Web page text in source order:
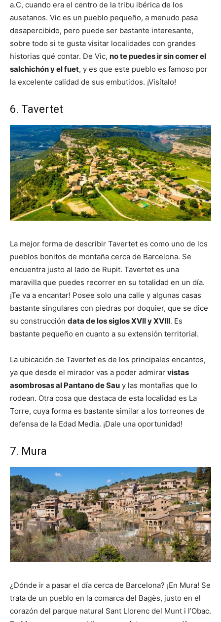
a.C, cuando era el centro de la tribu ibérica de los
ausetanos. Vic es un pueblo pequeño, a menudo pasa
desapercibido, pero puede ser bastante interesante,
sobre todo si te gusta visitar localidades con grandes
historias qué contar. De Vic, no te puedes ir sin comer el
salchichón y el fuet, y es que este pueblo es famoso por
la excelente calidad de sus embutidos. ¡Visítalo!
6. Tavertet
La mejor forma de describir Tavertet es como uno de los
pueblos bonitos de montaña cerca de Barcelona. Se
encuentra justo al lado de Rupit. Tavertet es una
maravilla que puedes recorrer en su totalidad en un día.
¡Te va a encantar! Posee solo una calle y algunas casas
bastante singulares con piedras por doquier, que se dice
su construcción data de los siglos XVII y XVIII. Es
bastante pequeño en cuanto a su extensión territorial.
La ubicación de Tavertet es de los principales encantos,
ya que desde el mirador vas a poder admirar vistas
asombrosas al Pantano de Sau y las montañas que lo
rodean. Otra cosa que destaca de esta localidad es La
Torre, cuya forma es bastante similar a los torreones de
defensa de la Edad Media. ¡Dale una oportunidad!
7. Mura
¿Dónde ir a pasar el día cerca de Barcelona? ¡En Mura! Se
trata de un pueblo en la comarca del Bagès, justo en el
corazón del parque natural Sant Llorenc del Munt i l’Obac.